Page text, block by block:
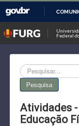
Federal
Busca
Pesquisa
Atividades
Educação